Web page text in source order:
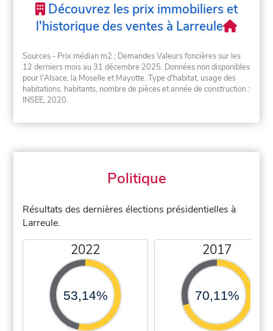
Découvrez les prix immobiliers et
l'historique des ventes à Larreule
Sources - Prix médian m2 : Demandes Valeurs foncières sur les
12 derniers mois au 31 décembre 2025. Données non disponibles
pour l'Alsace, la Moselle et Mayotte. Type d'habitat, usage des
habitations, habitants, nombre de pièces et année de construction :
INSEE, 2020.
Politique
Résultats des dernières élections présidentielles à
Larreule.
2022
53,14%
2017
70,11%